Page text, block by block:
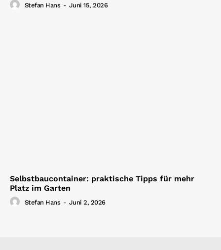
Stefan Hans - Juni 15, 2026
Selbstbaucontainer: praktische Tipps für mehr
Platz im Garten
Stefan Hans - Juni 2, 2026